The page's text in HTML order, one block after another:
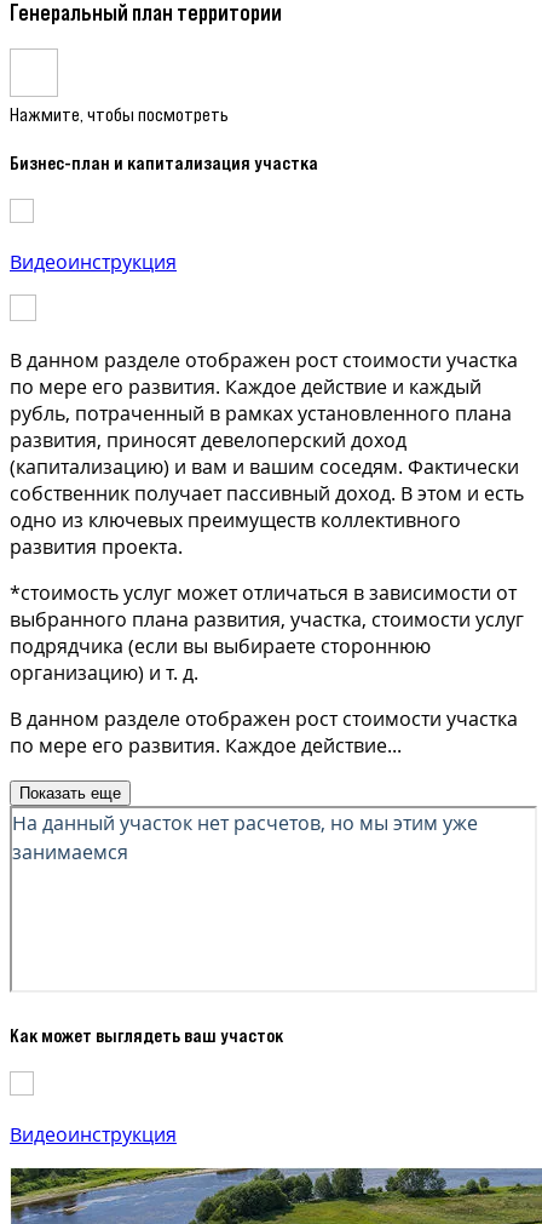
Генеральный план территории
Нажмите, чтобы посмотреть
Бизнес-план и капитализация участка
Видеоинструкция
В данном разделе отображен рост стоимости участка
по мере его развития. Каждое действие и каждый
рубль, потраченный в рамках установленного плана
развития, приносят девелоперский доход
(капитализацию) и вам и вашим соседям. Фактически
собственник получает пассивный доход. В этом и есть
одно из ключевых преимуществ коллективного
развития проекта.
*стоимость услуг может отличаться в зависимости от
выбранного плана развития, участка, стоимости услуг
подрядчика (если вы выбираете стороннюю
организацию) и т. д.
В данном разделе отображен рост стоимости участка
по мере его развития. Каждое действие...
Показать еще
Как может выглядеть ваш участок
Видеоинструкция